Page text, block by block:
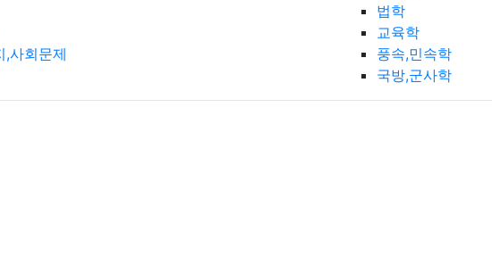
,사회문제
법학
교육학
풍속,민속학
국방,군사학